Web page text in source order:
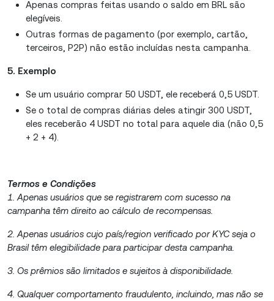
Apenas compras feitas usando o saldo em BRL são
elegíveis.
Outras formas de pagamento (por exemplo, cartão,
terceiros, P2P) não estão incluídas nesta campanha.
5. Exemplo
Se um usuário comprar 50 USDT, ele receberá 0,5 USDT.
Se o total de compras diárias deles atingir 300 USDT,
eles receberão 4 USDT no total para aquele dia (não 0,5
+ 2 + 4).
Termos e Condições
1. Apenas usuários que se registrarem com sucesso na
campanha têm direito ao cálculo de recompensas.
2. Apenas usuários cujo país/region verificado por KYC seja o
Brasil têm elegibilidade para participar desta campanha.
3. Os prêmios são limitados e sujeitos à disponibilidade.
4. Qualquer comportamento fraudulento, incluindo, mas não se